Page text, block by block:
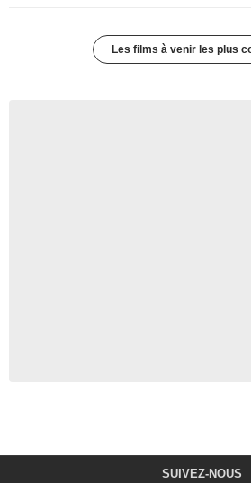
Les films à venir les plus
SUIVEZ-NOUS